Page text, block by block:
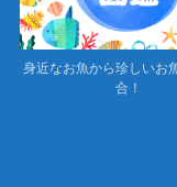
身近なお魚から珍しいお
合！